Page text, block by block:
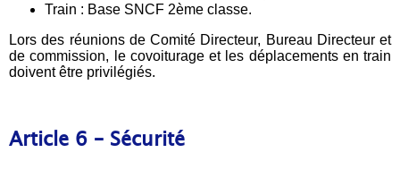
Train : Base SNCF 2ème classe.
Lors des réunions de Comité Directeur, Bureau Directeur et
de commission, le covoiturage et les déplacements en train
doivent être privilégiés.
Article 6 – Sécurité